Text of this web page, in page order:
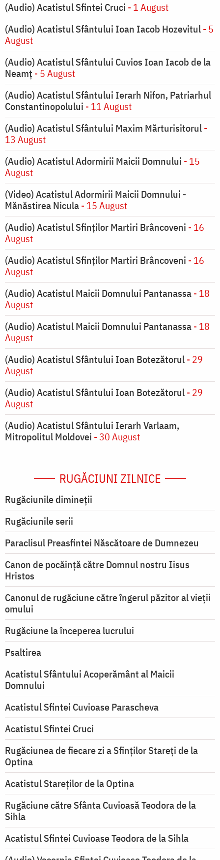
(Audio) Acatistul Sfintei Cruci - 1 August
(Audio) Acatistul Sfântului Ioan Iacob Hozevitul- 5
August
(Audio) Acatistul Sfântului Cuvios Ioan Iacob de la
Neamț - 5 August
(Audio) Acatistul Sfântului Ierarh Nifon, Patriarhul
Constantinopolului - 11 August
(Audio) Acatistul Sfântului Maxim Mărturisitorul-
13 August
(Audio) Acatistul Adormirii Maicii Domnului - 15
August
(Video) Acatistul Adormirii Maicii Domnului -
Mănăstirea Nicula- 15 August
(Audio) Acatistul Sfinților Martiri Brâncoveni - 16
August
(Audio) Acatistul Sfinților Martiri Brâncoveni - 16
August
(Audio) Acatistul Maicii Domnului Pantanassa- 18
August
(Audio) Acatistul Maicii Domnului Pantanassa- 18
August
(Audio) Acatistul Sfântului Ioan Botezătorul- 29
August
(Audio) Acatistul Sfântului Ioan Botezătorul- 29
August
(Audio) Acatistul Sfântului Ierarh Varlaam,
Mitropolitul Moldovei - 30 August
RUGĂCIUNI ZILNICE
Rugăciunile dimineții
Rugăciunile serii
Paraclisul Preasfintei Născătoare de Dumnezeu
Canon de pocăință către Domnul nostru Iisus
Hristos
Canonul de rugăciune către îngerul păzitor al vieții
omului
Rugăciune la începerea lucrului
Psaltirea
Acatistul Sfântului Acoperământ al Maicii
Domnului
Acatistul Sfintei Cuvioase Parascheva
Acatistul Sfintei Cruci
Rugăciunea de fiecare zi a Sfinților Stareți de la
Optina
Acatistul Stareţilor de la Optina
Rugăciune către Sfânta Cuvioasă Teodora de la
Sihla
Acatistul Sfintei Cuvioase Teodora de la Sihla